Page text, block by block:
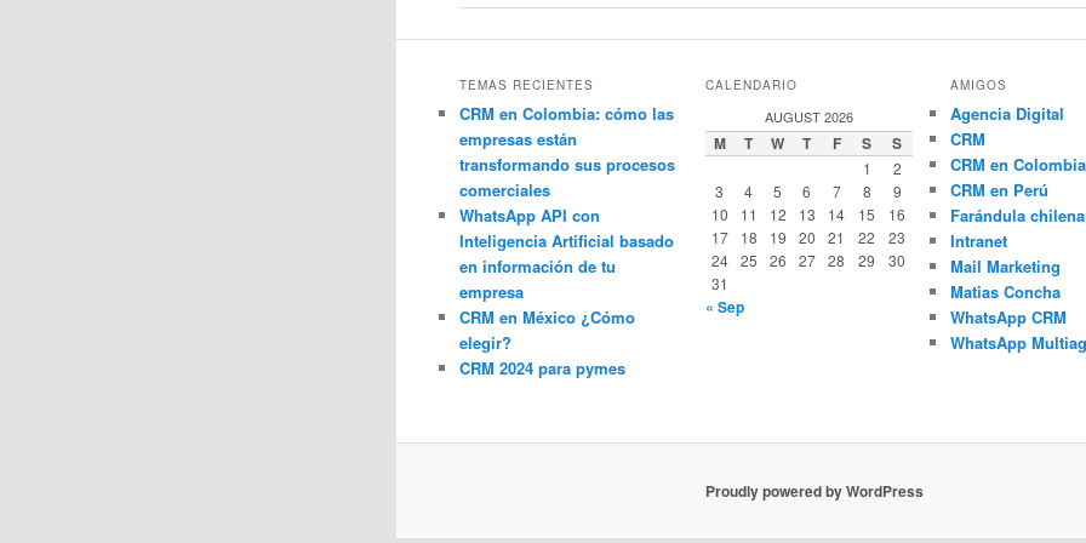
TEMAS RECIENTES
CRM en Colombia: cómo las
empresas están
transformando sus procesos
comerciales
WhatsApp API con
Inteligencia Artificial basado
en información de tu
empresa
CRM en México ¿Cómo
elegir?
CRM 2024 para pymes
CALENDARIO
AUGUST 2026
M T W T F S S
1
2
3
4 5 6 7 8
9
10
11 12 13 14 15
16
17
18 19 20 21 22
23
24
25 26 27 28 29
30
31
« Sep
AMIGOS
Agencia Digital
CRM
CRM en Colombia
CRM en Perú
Farándula chilena
Intranet
Mail Marketing
Matias Concha
WhatsApp CRM
WhatsApp
Proudly powered by WordPress